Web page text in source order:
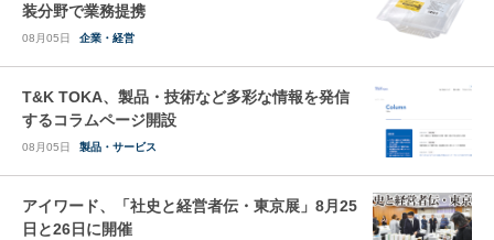
装分野で業務提携
08月05日 企業・経営
T&K TOKA、製品・技術など多彩な情報を発信
するコラムページ開設
08月05日 製品・サービス
アイワード、「社史と経営者伝・東京展」8月25
日と26日に開催